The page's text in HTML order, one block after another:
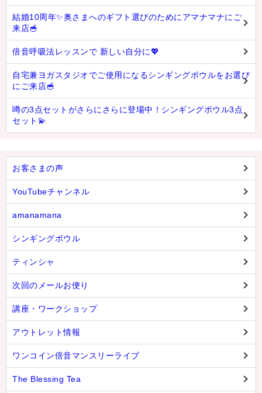
結婚10周年✨奥さまへのギフト選びのためにアマナマナにご
来店🥣
倍音呼吸法レッスンで 新しい自分に💖
自宅兼ヨガスタジオでご使用になるシンギングボウルをお選び
にご来店🥣
噂の3点セットがさらにさらに登場中！シンギングボウル3点
セット💫
お客さまの声
YouTubeチャンネル
amanamana
シンギングボウル
ティンシャ
次回のメールお便り
講座・ワークショップ
アウトレット情報
ワンコイン倍音マンスリーライブ
The Blessing Tea